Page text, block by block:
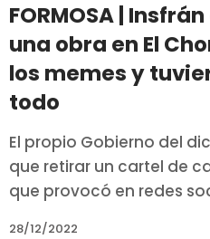
FORMOSA |
una obra en El
los memes y
todo
El propio Gobierno del
que retirar un cartel de
que provocó en redes
28/12/2022